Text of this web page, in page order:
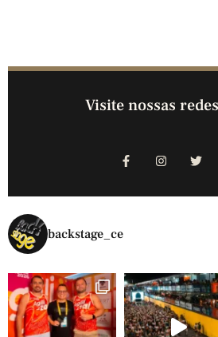
Visite nossas
backstage_ce